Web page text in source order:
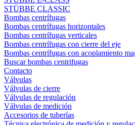
STÜBBE CLASSIC
Bombas centrífugas
Bombas centrífugas horizontales
Bombas centrífugas verticales
Bombas centrífugas con cierre del eje
Bombas centrífugas con acoplamiento
Buscar bombas centrifugas
Contacto
Válvulas
Válvulas de cierre
Válvulas de regulación
Válvulas de medición
Accesorios de tuberías